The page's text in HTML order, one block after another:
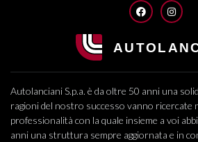
FACEBOOK
Autolanciani S.p.a. è da oltre 50 anni una
ragioni del nostro successo vanno ricercate
professionalità con la quale insieme a voi
anni una struttura sempre aggiornata e in